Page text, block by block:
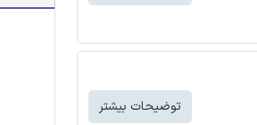
توضیحات بیشتر